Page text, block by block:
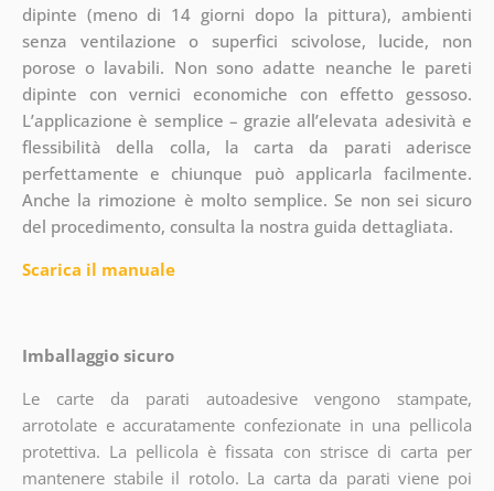
dipinte (meno di 14 giorni dopo la pittura), ambienti
senza ventilazione o superfici scivolose, lucide, non
porose o lavabili. Non sono adatte neanche le pareti
dipinte con vernici economiche con effetto gessoso.
L’applicazione è semplice – grazie all’elevata adesività e
flessibilità della colla, la carta da parati aderisce
perfettamente e chiunque può applicarla facilmente.
Anche la rimozione è molto semplice. Se non sei sicuro
del procedimento, consulta la nostra guida dettagliata.
Scarica il manuale
Imballaggio sicuro
Le carte da parati autoadesive vengono stampate,
arrotolate e accuratamente confezionate in una pellicola
protettiva. La pellicola è fissata con strisce di carta per
mantenere stabile il rotolo. La carta da parati viene poi